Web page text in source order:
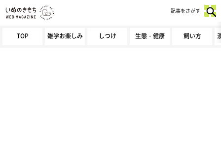
TOP 雑学お楽しみ しつけ 生態・健康 飼い方
記事をさがす